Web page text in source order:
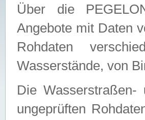
Über die
Angebote mit Daten
Rohdaten
Wasserstände, von
Die
ungeprüften